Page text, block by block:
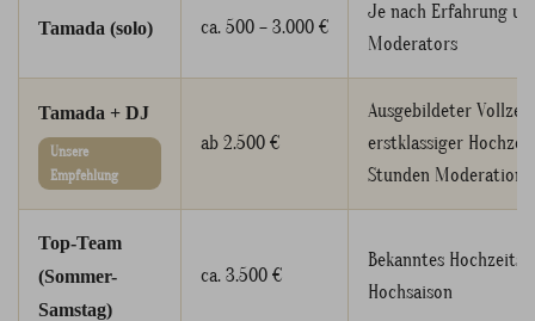
Tamada (solo) ca. 500 – 3.000 €
Je nach Erfahrung
Moderators
Tamada + DJ
Unsere
Empfehlung
ab 2.500 €
Ausgebildeter
erstklassiger
Stunden Moderation
Top-Team
(Sommer-
Samstag)
ca. 3.500 €
Bekanntes
Hochsaison